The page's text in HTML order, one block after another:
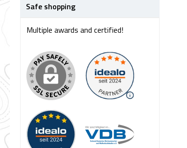
Safe shopping
Multiple awards and certified!